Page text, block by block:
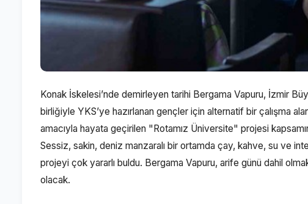
Konak İskelesi’nde demirleyen tarihi Bergama Vapuru, İzmir
birliğiyle YKS’ye hazırlanan gençler için alternatif bir çalışma
amacıyla hayata geçirilen "Rotamız Üniversite" projesi
Sessiz, sakin, deniz manzaralı bir ortamda çay, kahve, su ve
projeyi çok yararlı buldu. Bergama Vapuru, arife günü dahil
olacak.